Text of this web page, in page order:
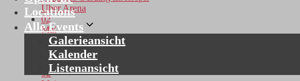
Locations
Alle Events
Galerieansicht
Kalender
Listenansicht
Uber Arena
02
Mai
2026
Rüfüs du solSupport: SG Lewis
Velodrom
02